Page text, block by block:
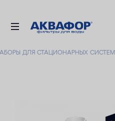
ДЛЯ СТАЦИОНАРНЫХ СИСТЕМ